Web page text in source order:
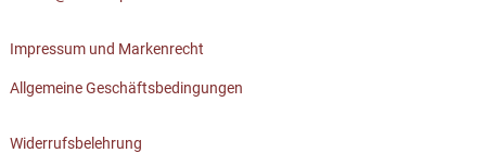
Impressum und Markenrecht
Allgemeine Geschäftsbedingungen
Widerrufsbelehrung